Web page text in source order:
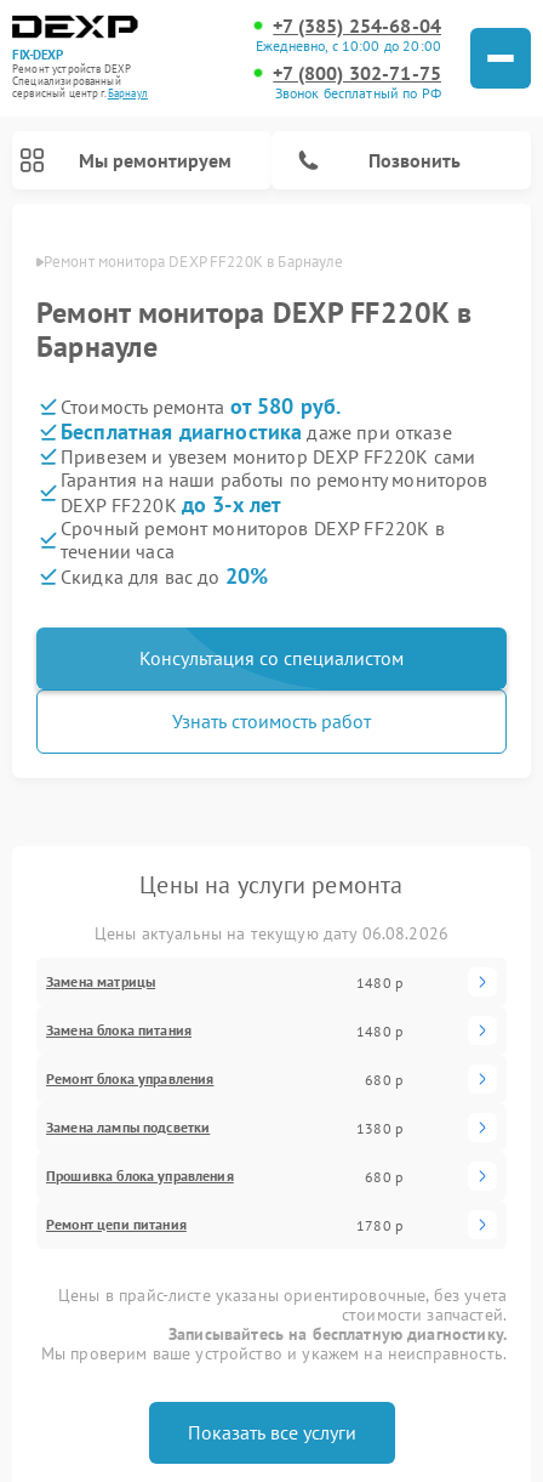
FIX-DEXP
Ремонт устройств DEXP
Специализированный
cервисный центр г.Барнаул
+7 (385) 254-68-04
Ежедневно, с 10:00 до 20:00
+7 (800) 302-71-75
Звонок бесплатный по РФ
Мы ремонтируем Позвонить
Ремонт монитора DEXP FF220K в Барнауле
Ремонт монитора DEXP FF220K в
Барнауле
Стоимость ремонта от 580 руб.
Бесплатная диагностика даже при отказе
Привезем и увезем монитор DEXP FF220K сами
Гарантия на наши работы по ремонту мониторов
DEXP FF220K до 3-х лет
Срочный ремонт мониторов DEXP FF220K в
течении часа
Скидка для вас до 20%
Консультация со специалистом
Узнать стоимость работ
Цены на услуги ремонта
Цены актуальны на текущую дату 06.08.2026
Замена матрицы 1480 р
Замена блока питания 1480 р
Ремонт блока управления 680 р
Замена лампы подсветки 1380 р
Прошивка блока управления 680 р
Ремонт цепи питания 1780 р
Цены в прайс-листе указаны ориентировочные, без учета
стоимости запчастей.
Записывайтесь на бесплатную диагностику.
Мы проверим ваше устройство и укажем на неисправность.
Показать все услуги